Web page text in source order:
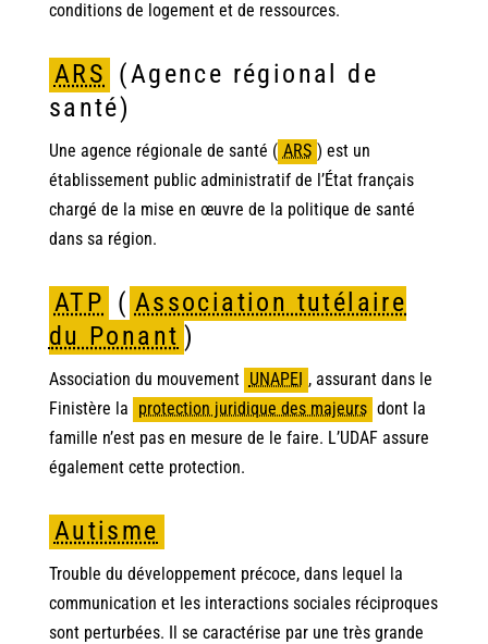
conditions de logement et de ressources.
ARS (Agence régional de
santé)
Une agence régionale de santé ( ARS ) est un
établissement public administratif de l’État français
chargé de la mise en œuvre de la politique de santé
dans sa région.
ATP ( Association tutélaire
du Ponant )
Association du mouvement UNAPEI ,assurant dans le
Finistère la protection juridique des majeurs dont la
famille n’est pas en mesure de le faire. L’UDAF assure
également cette protection.
Autisme
Trouble du développement précoce, dans lequel la
communication et les interactions sociales réciproques
sont perturbées. Il se caractérise par une très grande